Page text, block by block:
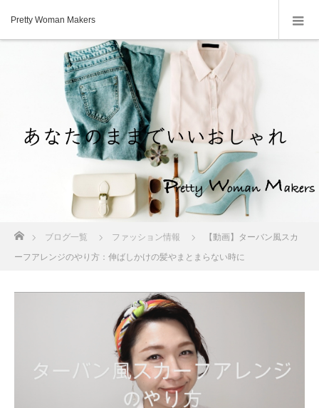
Pretty Woman Makers
ブログ一覧 ファッション情報
【動画】ターバン風スカ
ーフアレンジのやり方：伸ばしかけの髪やまとまらない時に